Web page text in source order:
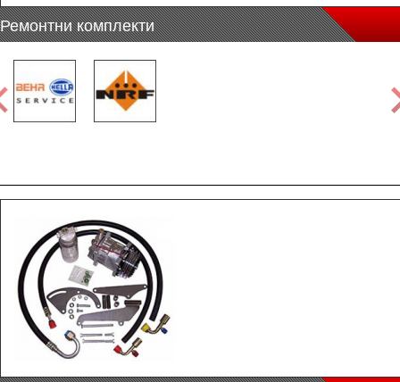
Ремонтни комплекти